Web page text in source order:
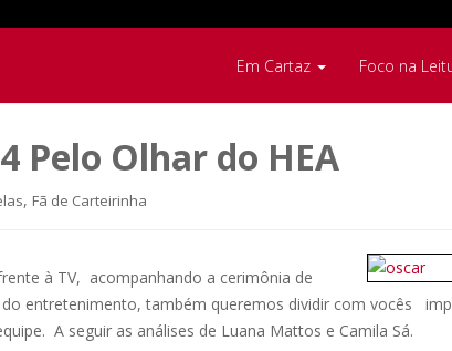
Em Cartaz Foco na
Pelo Olhar do HEA
, Fã de Carteirinha
à TV, acompanhando a cerimônia de
entretenimento, também queremos dividir com vocês
A seguir as análises de Luana Mattos e Camila Sá.